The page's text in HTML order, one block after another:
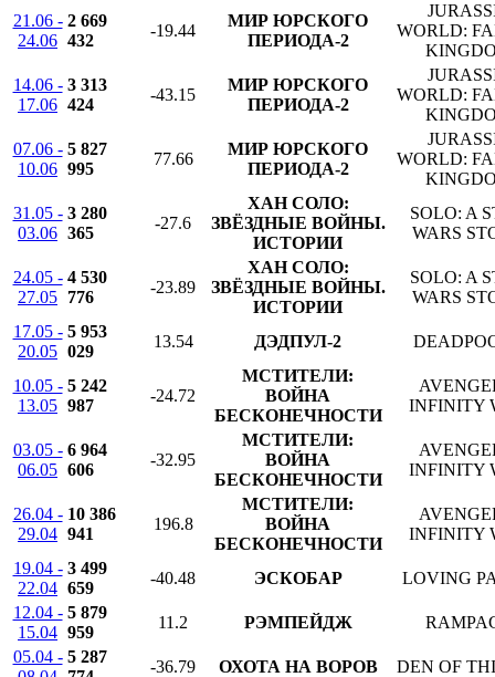
21.06 -
24.06
2 669
432
-19.44
МИР ЮРСКОГО
ПЕРИОДА-2
WORLD:
14.06 -
17.06
3 313
424
-43.15
МИР ЮРСКОГО
ПЕРИОДА-2
WORLD:
07.06 -
10.06
5 827
995
77.66
МИР ЮРСКОГО
ПЕРИОДА-2
WORLD:
31.05 -
03.06
3 280
365
-27.6
ХАН СОЛО:
ЗВЁЗДНЫЕ ВОЙНЫ.
ИСТОРИИ
SOLO: A
WARS
24.05 -
27.05
4 530
776
-23.89
ХАН СОЛО:
ЗВЁЗДНЫЕ ВОЙНЫ.
ИСТОРИИ
SOLO: A
WARS
17.05 -
20.05
5 953
029
13.54 ДЭДПУЛ-2
10.05 -
13.05
5 242
987
-24.72
МСТИТЕЛИ:
ВОЙНА
БЕСКОНЕЧНОСТИ
INFINITY
03.05 -
06.05
6 964
606
-32.95
МСТИТЕЛИ:
ВОЙНА
БЕСКОНЕЧНОСТИ
INFINITY
26.04 -
29.04
10 386
941
196.8
МСТИТЕЛИ:
ВОЙНА
БЕСКОНЕЧНОСТИ
INFINITY
19.04 -
22.04
3 499
659
-40.48 ЭСКОБАР
LOVING
12.04 -
15.04
5 879
959
11.2 РЭМПЕЙДЖ
05.04 - 5 287
-36.79 ОХОТА НА ВОРОВ
DEN OF